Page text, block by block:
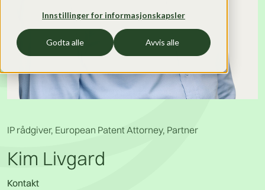
Innstillinger for informasjonskapsler
Godta alle Avvis alle
IP rådgiver, European Patent Attorney, Partner
Kim Livgard
Kontakt